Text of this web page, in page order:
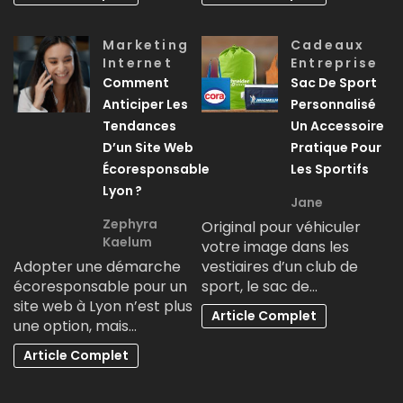
Marketing
Internet
Comment
Anticiper Les
Tendances
D’un Site Web
Écoresponsable
Lyon ?
Zephyra
Kaelum
Adopter une démarche
écoresponsable pour un
site web à Lyon n’est plus
une option, mais…
Article Complet
Cadeaux
Entreprise
Sac De Sport
Personnalisé
Un Accessoire
Pratique Pour
Les Sportifs
Jane
Original pour véhiculer
votre image dans les
vestiaires d’un club de
sport, le sac de…
Article Complet